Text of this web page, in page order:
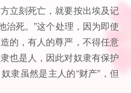
立刻死亡，就要按出埃及记
治死。”这个处理，因为即使
的，有人的尊严，不得任意
也是人，因此对奴隶有保护
隶虽然是主人的“财产”，但